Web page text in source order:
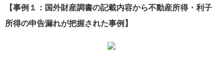
【事例１： 国外財産調書の記載内容から不動産所得・利子
所得の申告漏れが把握された事例】